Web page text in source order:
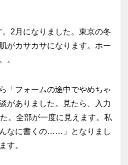
2月になりました。東京の冬
がカサカサになります。ホー
。
「フォームの途中でやめちゃ
がありました。見たら、入力
。全部が一度に見えます。私
なに書くの……」となりまし
す。